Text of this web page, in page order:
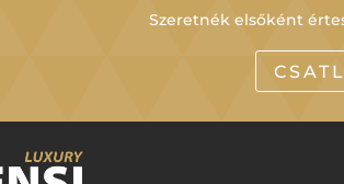
Szeretnék elsőként